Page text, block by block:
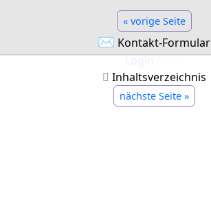
« vorige Seite
✉ Kontakt-Formular
LoginVo-: 6
Inhaltsverzeichnis
nächste Seite »